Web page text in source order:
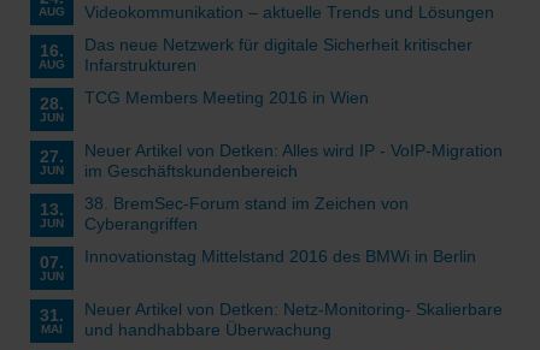
AUG
Videokommunikation – aktuelle Trends und Lösungen
16.
AUG
Das neue Netzwerk für digitale Sicherheit kritischer
Infarstrukturen
28.
JUN
TCG Members Meeting 2016 in Wien
27.
JUN
Neuer Artikel von Detken: Alles wird IP - VoIP-Migration
im Geschäftskundenbereich
13.
JUN
38. BremSec-Forum stand im Zeichen von
Cyberangriffen
07.
JUN
Innovationstag Mittelstand 2016 des BMWi in Berlin
31.
MAI
Neuer Artikel von Detken: Netz-Monitoring- Skalierbare
und handhabbare Überwachung